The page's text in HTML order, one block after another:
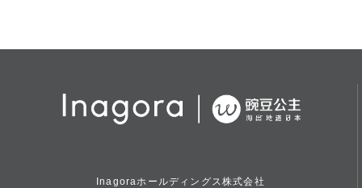
Inagoraホールディングス株式会社